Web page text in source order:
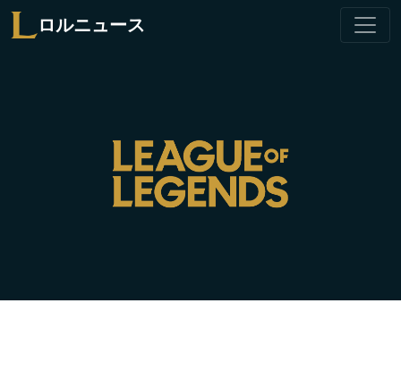
ロルニュース